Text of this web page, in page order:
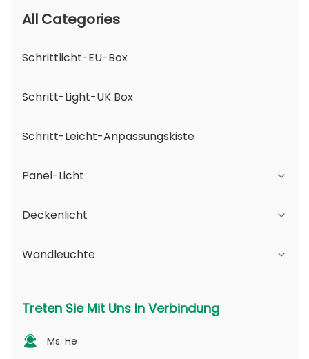
All Categories
Schrittlicht-EU-Box
Schritt-Light-UK Box
Schritt-Leicht-Anpassungskiste
Panel-Licht
JDL-Serie
DSDL-Reihe
MDL-Serie
Deckenlicht
JCL-Serie
PV-Serie
Wandleuchte
veränderbare Öffnung
Serie D - Punktlicht-Leitplatte
Treten Sie Mit Uns In Verbindung
Ms. He